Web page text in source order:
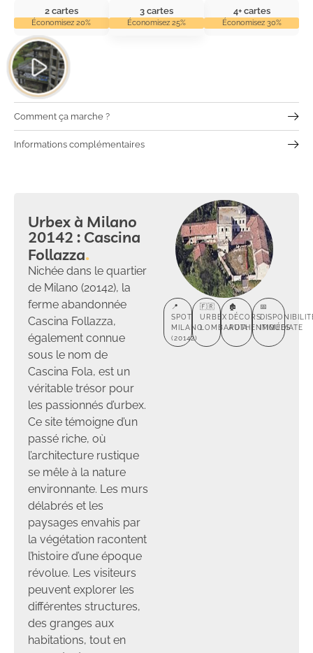
2 cartes
Économisez 20%
3 cartes
Économisez 25%
4+ cartes
Économisez 30%
Comment ça marche ?
Informations complémentaires
Urbex à Milano
20142 : Cascina
Follazza
Nichée dans le quartier
de Milano (20142), la
ferme abandonnée
Cascina Follazza,
également connue
sous le nom de
Cascina Fola, est un
véritable trésor pour
les passionnés d’urbex.
Ce site témoigne d’un
passé riche, où
l’architecture rustique
se mêle à la nature
environnante. Les murs
délabrés et les
paysages envahis par
la végétation racontent
l’histoire d’une époque
révolue. Les visiteurs
peuvent explorer les
différentes structures,
des granges aux
habitations, tout en
📍
SPOT
MILANO
(20142)
🇫🇷
URBEX
LOMBARDIA
🏚️
DÉCORS
AUTHENTIQUES
📅
IMMÉDIATE